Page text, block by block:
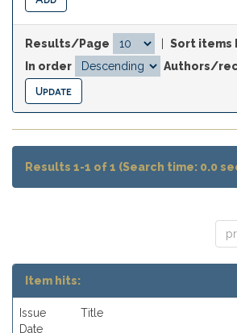
Results/Page
Sort items
In order
Authors/
Results 1-1 of 1 (Search time: 0.0
Item hits:
Issue
Date
Title